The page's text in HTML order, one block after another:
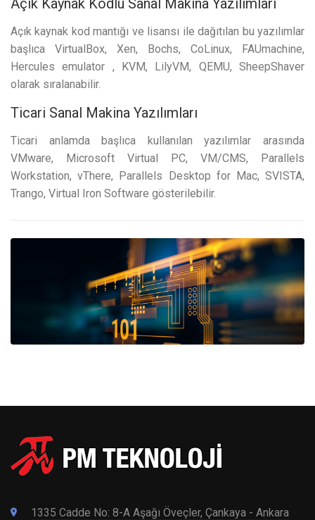
Açık kaynak kod mantığı ve lisansı ile dağıtılan bu yazılımlar
başlıca VirtualBox, Xen, Bochs, CoLinux, FAUmachine,
Hercules emulator , KVM, LilyVM, QEMU, SheepShaver
olarak sıralanabilir.
Ticari Sanal Makina Yazılımları
Ticari anlamda başlıca kullanılan yazılımlar arasında
VMware, Microsoft Virtual PC, VM/CMS, Parallels
Workstation, vThere, Parallels Desktop for Mac, SVISTA,
Trango, Virtual Iron Software gösterilebilir.
1335 Cadde No: 8-A Aşağı Öveçler, Çankaya - Ankara